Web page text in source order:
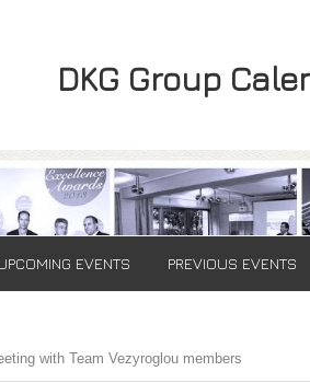
DKG Group
EVENTS PREVIOUS EVENTS
with Team Vezyroglou members